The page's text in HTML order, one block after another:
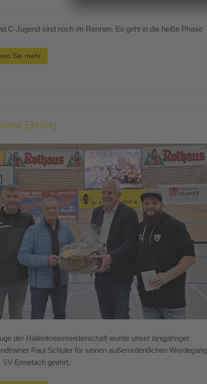
C-Jugend sind noch im Rennen. Es geht in die heiße Phase
Sie mehr
Ehrung
der Hallenkreismeisterschaft wurde unser langjähriger
Paul Schuler für seinen außerordentlichen Werdegang
SV Ennetach geehrt.